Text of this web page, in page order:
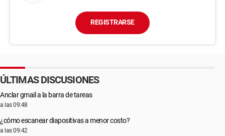
REGISTRARSE
ÚLTIMAS DISCUSIONES
Anclar gmail a la barra de tareas
a las 09:48
¿cómo escanear diapositivas a menor costo?
a las 09:42